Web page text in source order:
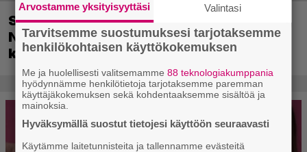
Switch 2 jatkaa voittokulkuaan
Nintendon nopeimmin myytynä
konsolina
Arvostamme yksityisyyttäsi Valintasi
Tarvitsemme suostumuksesi tarjotaksemme
henkilökohtaisen käyttökokemuksen
Me ja huolellisesti valitsemamme88 teknologiakumppania
hyödynnämme henkilötietoja tarjotaksemme paremman
käyttäjäkokemuksen sekä kohdentaaksemme sisältöä ja
mainoksia.
Hyväksymällä suostut tietojesi käyttöön seuraavasti
Käytämme laitetunnisteita ja tallennamme evästeitä